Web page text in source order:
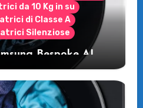
da 10 Kg in su
di Classe A
Silenziose
Bespoke AI
U3: la lavatrice
fa risparmiare